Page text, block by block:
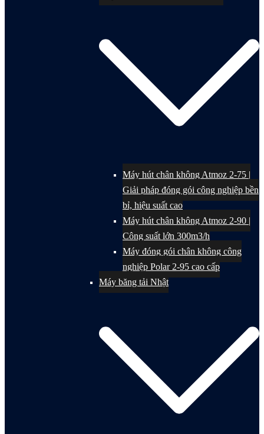
Máy hút chân không Atmoz 2-75 |
Giải pháp đóng gói công nghiệp bền
bỉ, hiệu suất cao
Máy hút chân không Atmoz 2-90 |
Công suất lớn 300m3/h
Máy đóng gói chân không công
nghiệp Polar 2-95 cao cấp
Máy băng tải Nhật